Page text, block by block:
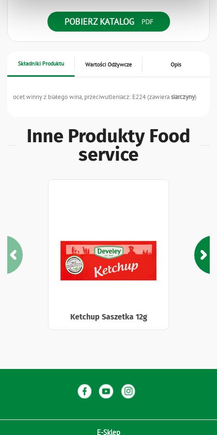
POBIERZ KATALOG
Składniki Produktu
ocet winny z białego wina, przeciwutleniacz: E224 (zawierasiarczyny)
Wartości Odżywcze Opis
Inne Produkty Food
service
Ketchup Saszetka 12g
E-Sklep